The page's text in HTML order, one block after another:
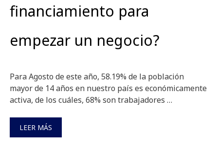
financiamiento para
empezar un negocio?
Para Agosto de este año, 58.19% de la población
mayor de 14 años en nuestro país es económicamente
activa, de los cuáles, 68% son trabajadores …
LEER MÁS